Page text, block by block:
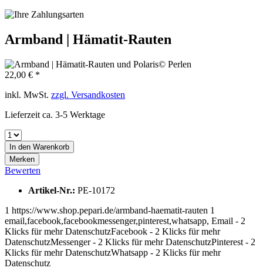
Armband | Hämatit-Rauten
22,00 € *
inkl. MwSt. zzgl. Versandkosten
Lieferzeit ca. 3-5 Werktage
In den Warenkorb
Merken
Bewerten
Artikel-Nr.: PE-10172
1 https://www.shop.pepari.de/armband-haematit-rauten 1
email,facebook,facebookmessenger,pinterest,whatsapp, Email - 2
Klicks für mehr DatenschutzFacebook - 2 Klicks für mehr
DatenschutzMessenger - 2 Klicks für mehr DatenschutzPinterest - 2
Klicks für mehr DatenschutzWhatsapp - 2 Klicks für mehr
Datenschutz